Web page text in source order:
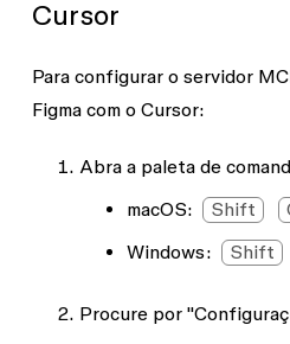
Cursor
Para configurar o servidor
Figma com o Cursor:
Abra a paleta de
macOS:
Shift
Windows:
Shift
Procure por